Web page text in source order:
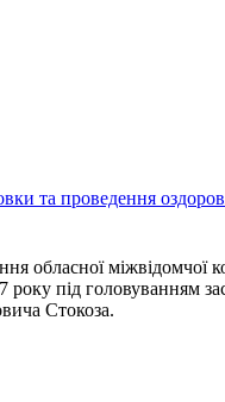
та проведення
обласної міжвідомчої
року під головуванням
Стокоза.